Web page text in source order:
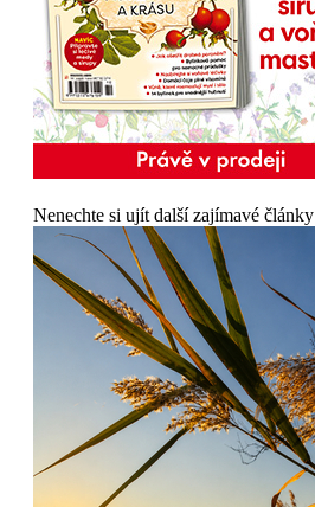
Nenechte si ujít další zajímavé články